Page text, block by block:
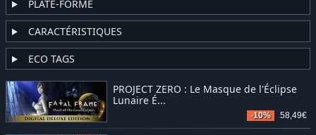
PROJECT ZERO : Le Masque de l'Éclipse
Lunaire É...
-10% 58,49€
PLATE-FORME
CARACTÉRISTIQUES
ECO TAGS